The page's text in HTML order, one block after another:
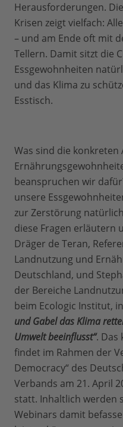
Herausforderungen.
Krisen zeigt vielfach:
– und am Ende oft mit
Tellern. Damit sitzt die
Essgewohnheiten
und das Klima zu
Esstisch.
Was sind die
beanspruchen wir
unsere
zur Zerstörung
diese Fragen erläutern
Dräger de Teran,
Landnutzung und
Deutschland, und
der Bereiche
beim Ecologic Institut,
und Gabel das Klima
Umwelt beeinflusst“. Das
findet im Rahmen der
Democracy“ des
Verbands am 21. April
statt. Inhaltlich werden
Webinars damit